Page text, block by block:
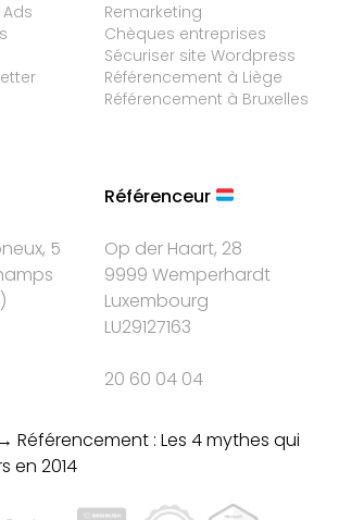
Remarketing
Chèques entreprises
Sécuriser site Wordpress
Référencement à Liège
Référencement à Bruxelles
5
)
Référenceur
Op der Haart, 28
9999 Wemperhardt
Luxembourg
LU29127163
20 60 04 04
→ Référencement : Les 4 mythes qui
en 2014